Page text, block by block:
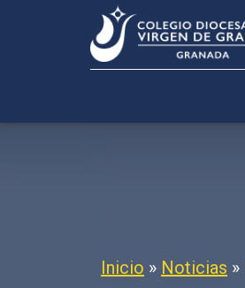
Inicio » Noticias »